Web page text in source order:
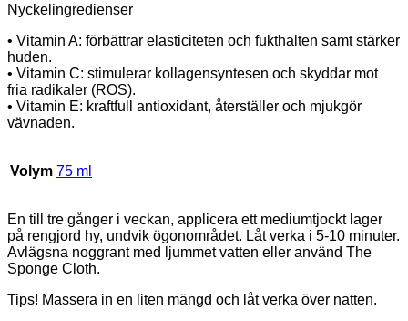
Nyckelingredienser
• Vitamin A: förbättrar elasticiteten och fukthalten samt stärker
huden.
• Vitamin C: stimulerar kollagensyntesen och skyddar mot
fria radikaler (ROS).
• Vitamin E: kraftfull antioxidant, återställer och mjukgör
vävnaden.
Volym 75 ml
En till tre gånger i veckan, applicera ett mediumtjockt lager
på rengjord hy, undvik ögonområdet. Låt verka i 5-10 minuter.
Avlägsna noggrant med ljummet vatten eller använd The
Sponge Cloth.
Tips! Massera in en liten mängd och låt verka över natten.